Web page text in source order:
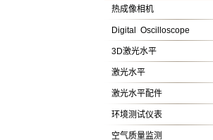
热成像相机
Digital Oscilloscope
3D激光水平
激光水平
激光水平配件
环境测试仪表
空气质量监测